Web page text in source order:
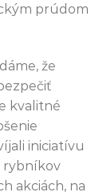
prúdom
že
kvalitné
iniciatívu
rybníkov
akciách, na